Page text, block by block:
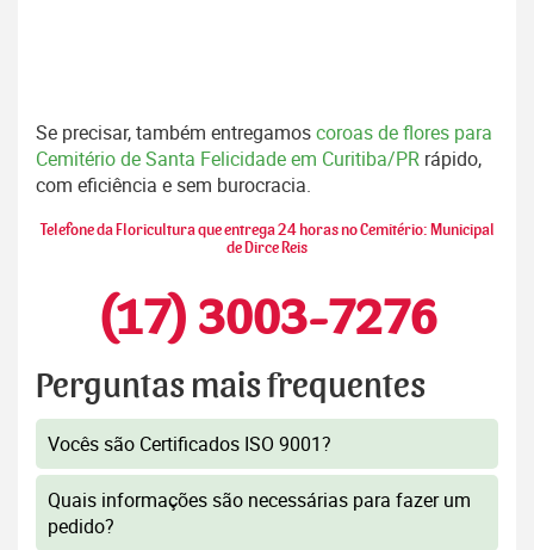
Se precisar, também entregamoscoroas de flores para
Cemitério de Santa Felicidade em Curitiba/PR rápido,
com eficiência e sem burocracia.
Telefone da Floricultura que entrega 24 horas no Cemitério: Municipal
de Dirce Reis
(17) 3003-7276
Perguntas mais frequentes
Vocês são Certificados ISO 9001?
Quais informações são necessárias para fazer um
pedido?